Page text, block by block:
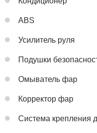
ABS
Усилитель руля
Подушки
Омыватель фар
Корректор фар
Система крепления